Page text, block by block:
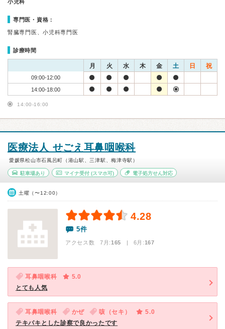
小児科
専門医・資格：
腎臓専門医、小児科専門医
診療時間
月 火 水 木 金 土 日 祝
09:00-12:00
14:00-18:00
14:00-16:00
医療法人 せごえ耳鼻咽喉科
愛媛県松山市石風呂町（港山駅、三津駅、梅津寺駅）
駐車場あり マイナ受付(スマホ可) 電子処方せん対応
土曜（〜12:00）
4.28
5件
アクセス数 7月:165 | 6月:167
耳鼻咽喉科
5.0
とても人気
耳鼻咽喉科 かぜ 咳（セキ）
5.0
テキパキとした診察で良かったです